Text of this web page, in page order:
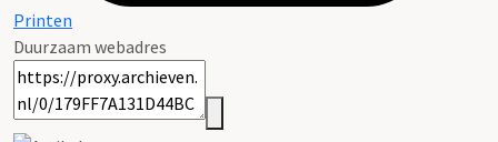
Printen
Duurzaam webadres